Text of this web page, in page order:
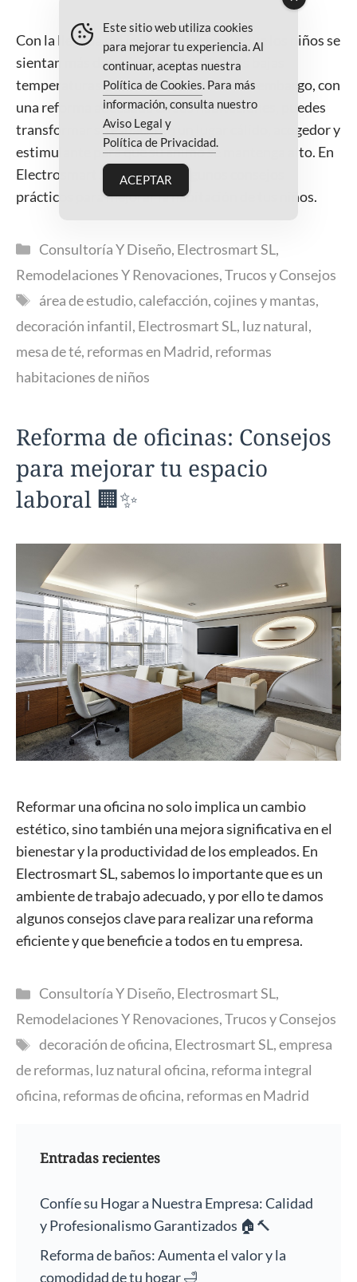
Con la llegada del invierno, es común que los niños se
sientan más desanimados debido a las bajas
temperaturas y los días más cortos. Sin embargo, con
una reforma adecuada en sus habitaciones, puedes
transformar su espacio en un lugar cálido, acogedor y
estimulante para que su ánimo se mantenga alto. En
Electrosmart SL, te damos algunos consejos
prácticos para mejorar la habitación de tus niños.
Categorías
Consultoría Y Diseño, Electrosmart SL,
Remodelaciones Y Renovaciones,Trucos y Consejos
Etiquetas
área de estudio,calefacción,cojines y mantas,
decoración infantil, Electrosmart SL, luz natural,
mesa de té, reformas en Madrid, reformas
habitaciones de niños
Reforma de oficinas: Consejos
para mejorar tu espacio
laboral 🏢✨
Reformar una oficina no solo implica un cambio
estético, sino también una mejora significativa en el
bienestar y la productividad de los empleados. En
Electrosmart SL, sabemos lo importante que es un
ambiente de trabajo adecuado, y por ello te damos
algunos consejos clave para realizar una reforma
eficiente y que beneficie a todos en tu empresa.
Categorías
Consultoría Y Diseño, Electrosmart SL,
Remodelaciones Y Renovaciones,Trucos y Consejos
Etiquetas
decoración de oficina, Electrosmart SL,empresa
de reformas, luz natural oficina, reforma integral
oficina, reformas de oficina, reformas en Madrid
Entradas recientes
Confíe su Hogar a Nuestra Empresa: Calidad
y Profesionalismo Garantizados 🏠🔨
Reforma de baños: Aumenta el valor y la
comodidad de tu hogar 🛁
Este sitio web utiliza cookies
para mejorar tu experiencia. Al
continuar, aceptas nuestra
Política de Cookies . Para más
información, consulta nuestro
Aviso Legal y
Política de Privacidad
ACEPTAR